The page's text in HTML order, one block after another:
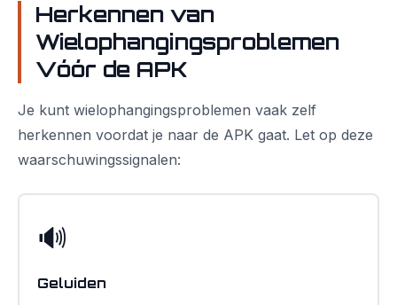
Herkennen van
Wielophangingsproblemen
Vóór de APK
Je kunt wielophangingsproblemen vaak zelf
herkennen voordat je naar de APK gaat. Let op deze
waarschuwingssignalen:
🔊
Geluiden